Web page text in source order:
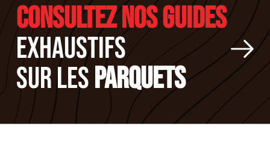
CONSULTEZ NOS GUIDES
EXHAUSTIFS
SUR LESPARQUETS